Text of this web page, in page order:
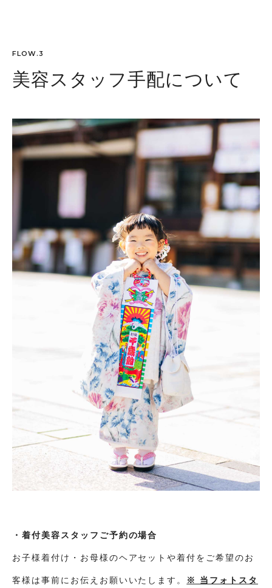
FLOW.3
美容スタッフ手配について
・着付美容スタッフご予約の場合
お子様着付け・お母様のヘアセットや着付をご希望のお
客様は事前にお伝えお願いいたします。 ※ 当フォトスタ